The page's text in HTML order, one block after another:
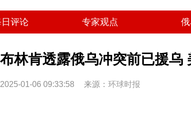
评论 专家观点
布林肯透露俄乌冲突前已援乌
2025-01-06 09:33:58 来源： 环球时报